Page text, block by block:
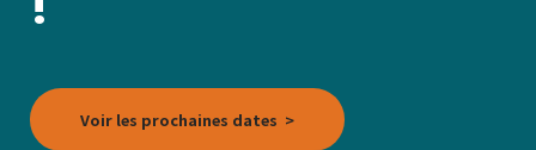
Voir les prochaines dates >